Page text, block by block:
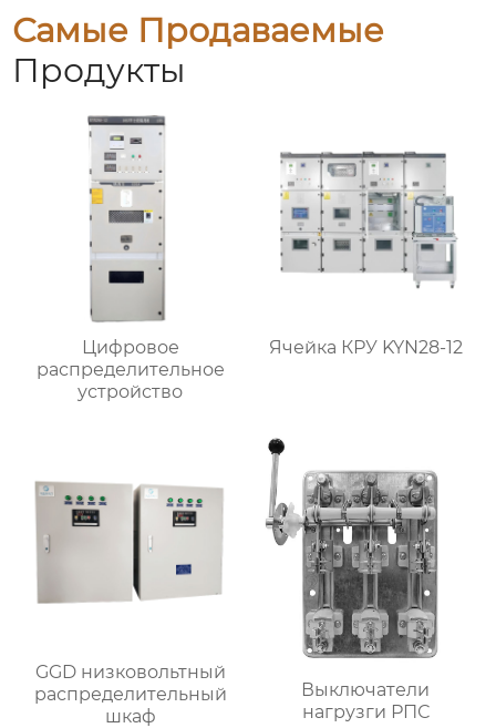
Самые Продаваемые
Продукты
Цифровое
распределительное
устройство
Ячейка КРУ KYN28-12
GGD низковольтный
распределительный
шкаф
Выключатели
нагрузги РПС